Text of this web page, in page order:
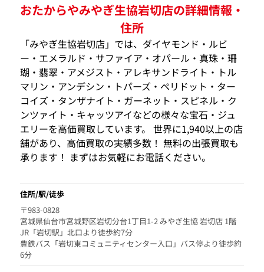
おたからやみやぎ生協岩切店の詳細情報・
住所
「みやぎ生協岩切店」では、ダイヤモンド・ルビ
ー・エメラルド・サファイア・オパール・真珠・珊
瑚・翡翠・アメジスト・アレキサンドライト・トル
マリン・アンデシン・トパーズ・ペリドット・ター
コイズ・タンザナイト・ガーネット・スピネル・ク
ンツァイト・キャッツアイなどの様々な宝石・ジュ
エリーを高価買取しています。 世界に1,940以上の店
舗があり、高価買取の実績多数！ 無料の出張買取も
承ります！ まずはお気軽にお電話ください。
住所/駅/徒歩
〒983-0828
宮城県仙台市宮城野区岩切分台1丁目1-2 みやぎ生協 岩切店 1階
JR「岩切駅」北口より徒歩約7分
豊鉄バス「岩切東コミュニティセンター入口」バス停より徒歩約
6分